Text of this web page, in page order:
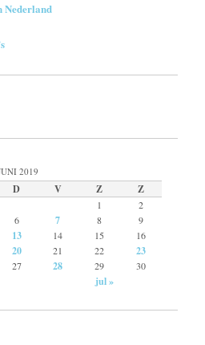
Nederland
2019
D V Z Z
1 2
6 7 8
9
13 14 15
16
20 21 22 23
27 28 29 30
jul »